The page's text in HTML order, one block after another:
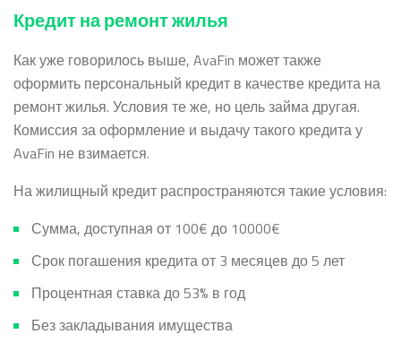
Кредит на ремонт жилья
Как уже говорилось выше, AvaFin может также
оформить персональный кредит в качестве кредита на
ремонт жилья. Условия те же, но цель займа другая.
Комиссия за оформление и выдачу такого кредита у
AvaFin не взимается.
На жилищный кредит распространяются такие условия:
Сумма, доступная от 100€ до 10000€
Срок погашения кредита от 3 месяцев до 5 лет
Процентная ставка до 53% в год
Без закладывания имущества